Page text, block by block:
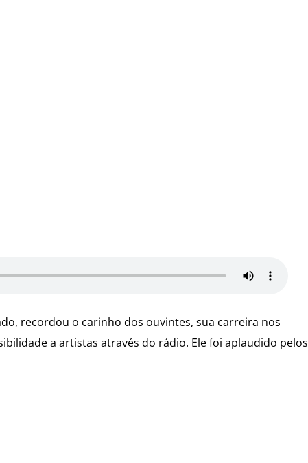
recordou o carinho dos ouvintes, sua carreira nos
a artistas através do rádio. Ele foi aplaudido pelos